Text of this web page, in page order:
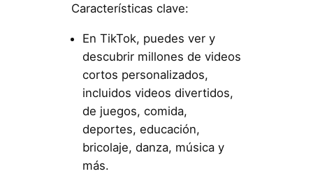
Características clave:
En TikTok, puedes ver y
descubrir millones de videos
cortos personalizados,
incluidos videos divertidos,
de juegos, comida,
deportes, educación,
bricolaje, danza, música y
más.